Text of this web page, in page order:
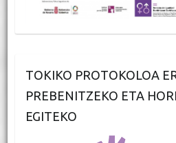
TOKIKO PROTOKOLOA
PREBENITZEKO ETA
EGITEKO